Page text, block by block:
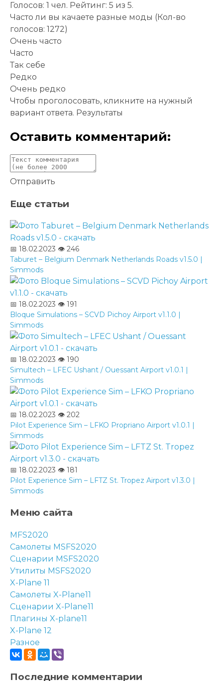
Голосов: 1 чел. Рейтинг: 5 из 5.
Часто ли вы качаете разные моды (Кол-во
голосов: 1272)
Очень часто
Часто
Так себе
Редко
Очень редко
Чтобы проголосовать, кликните на нужный
вариант ответа. Результаты
Оставить комментарий:
Отправить
Еще статьи
📅 18.02.2023 👁️ 246
Taburet – Belgium Denmark Netherlands Roads v1.5.0 |
Simmods
📅 18.02.2023 👁️ 191
Bloque Simulations – SCVD Pichoy Airport v1.1.0 |
Simmods
📅 18.02.2023 👁️ 190
Simultech – LFEC Ushant / Ouessant Airport v1.0.1 |
Simmods
📅 18.02.2023 👁️ 202
Pilot Experience Sim – LFKO Propriano Airport v1.0.1 |
Simmods
📅 18.02.2023 👁️ 181
Pilot Experience Sim – LFTZ St. Tropez Airport v1.3.0 |
Simmods
Меню сайта
MFS2020
Самолеты MSFS2020
Сценарии MSFS2020
Утилиты MSFS2020
X-Plane 11
Самолеты X-Plane11
Сценарии X-Plane11
Плагины X-plane11
X-Plane 12
Разное
Последние комментарии